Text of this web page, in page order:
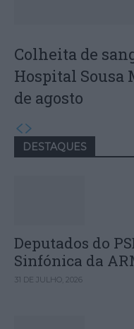
Colheita de
Hospital Sousa
de agosto
DESTAQUES
Deputados do
Sinfónica da
31 DE JULHO, 2026